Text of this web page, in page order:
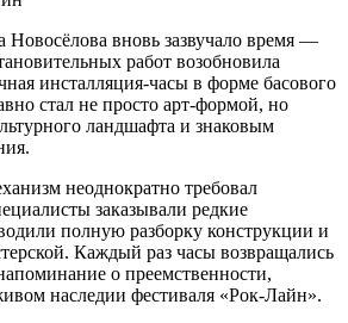
Новосёлова вновь зазвучало время —
работ возобновила
инсталляция-часы в форме басового
стал не просто арт-формой, но
ландшафта и знаковым
неоднократно требовал
заказывали редкие
полную разборку конструкции и
Каждый раз часы возвращались
о преемственности,
наследии фестиваля «Рок-Лайн».